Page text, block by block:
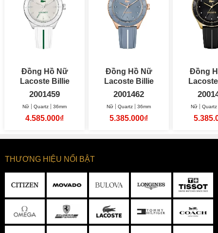
Đồng Hồ Nữ
Lacoste Billie
36mm
2001459
Nữ Quartz 36mm
4.585.000₫
Đồng Hồ Nữ
Lacoste Billie
36mm
2001462
Nữ Quartz 36mm
5.385.000₫
Đồng
Nữ Quartz
THƯƠNG HIỆU NỔI BẬT